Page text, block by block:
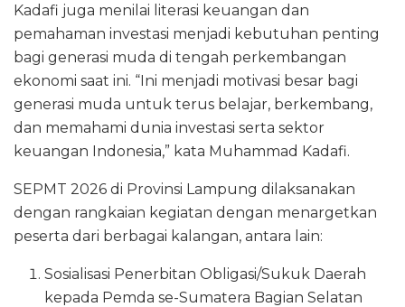
Kadafi juga menilai literasi keuangan dan
pemahaman investasi menjadi kebutuhan penting
bagi generasi muda di tengah perkembangan
ekonomi saat ini. “Ini menjadi motivasi besar bagi
generasi muda untuk terus belajar, berkembang,
dan memahami dunia investasi serta sektor
keuangan Indonesia,” kata Muhammad Kadafi.
SEPMT 2026 di Provinsi Lampung dilaksanakan
dengan rangkaian kegiatan dengan menargetkan
peserta dari berbagai kalangan, antara lain:
Sosialisasi Penerbita​n Obligasi/Sukuk Daerah
kepada Pemda se-Sumatera Bagian Selatan